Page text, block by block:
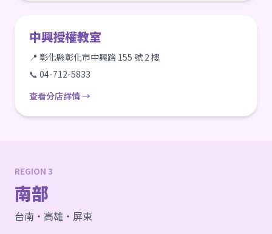
中興授權教室
📍 彰化縣彰化市中興路 155 號 2 樓
📞 04-712-5833
查看分店詳情 →
REGION 3
南部
台南・高雄・屏東